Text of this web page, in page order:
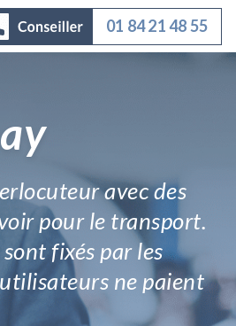
01 84 21 48 55
avec des
pour le transport.
fixés par les
ne paient